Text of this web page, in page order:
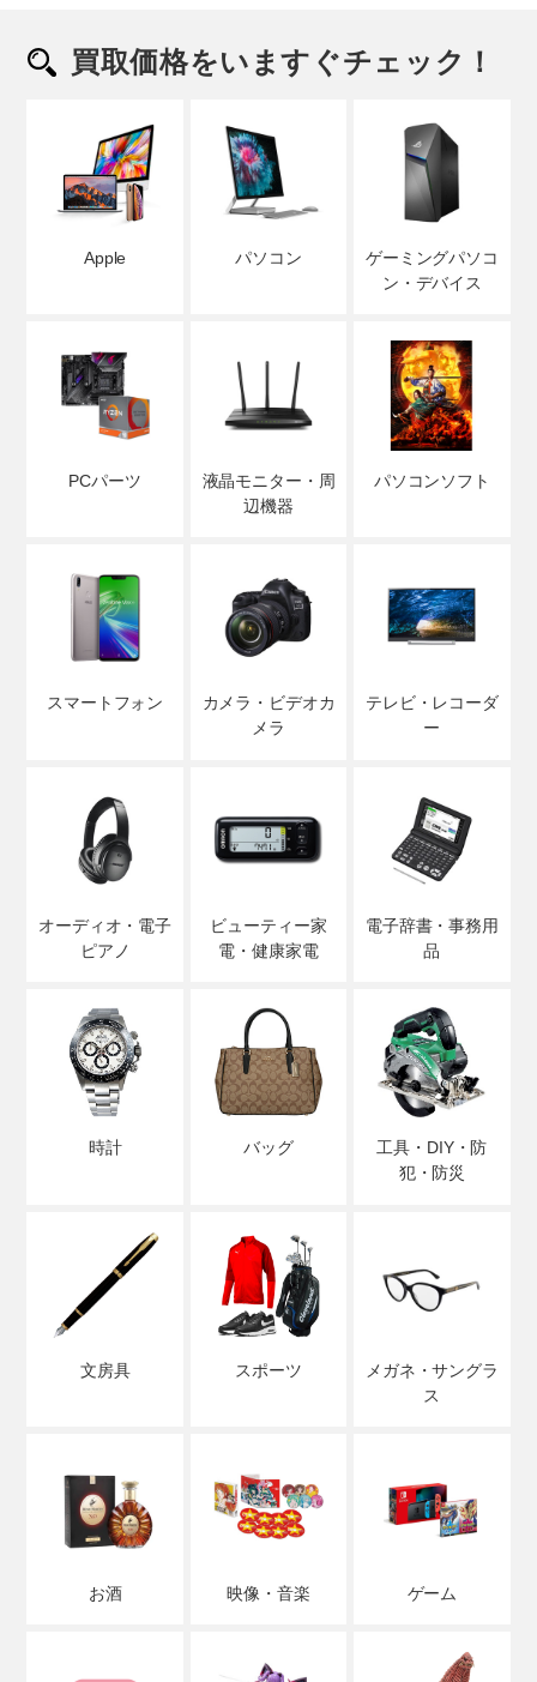
買取価格をいますぐチェック！
Apple パソコン
ゲーミングパソコ
ン・デバイス
PCパーツ
液晶モニター・周
辺機器
パソコンソフト
スマートフォン
カメラ・ビデオカ
メラ
テレビ・レコーダ
ー
オーディオ・電子
ピアノ
ビューティー家
電・健康家電
電子辞書・事務用
品
時計 バッグ
工具・DIY・防
犯・防災
文房具 スポーツ
メガネ・サングラ
ス
お酒 映像・音楽 ゲーム